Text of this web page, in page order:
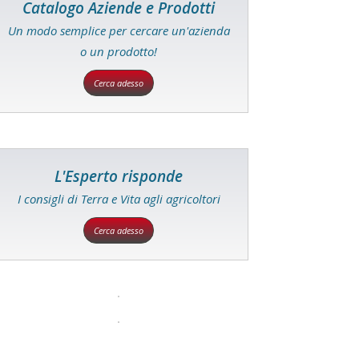
Catalogo Aziende e Prodotti
Un modo semplice per cercare un'azienda
o un prodotto!
Cerca adesso
L'Esperto risponde
I consigli di Terra e Vita agli agricoltori
Cerca adesso